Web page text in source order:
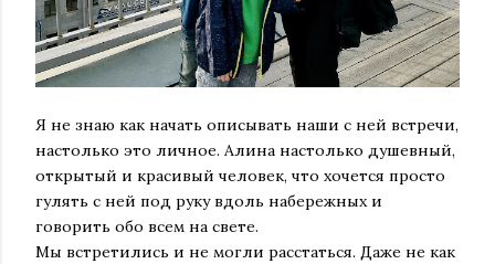
Я не знаю как начать описывать наши с ней встречи,
настолько это личное. Алина настолько душевный,
открытый и красивый человек, что хочется просто
гулять с ней под руку вдоль набережных и
говорить обо всем на свете.
Мы встретились и не могли расстаться. Даже не как